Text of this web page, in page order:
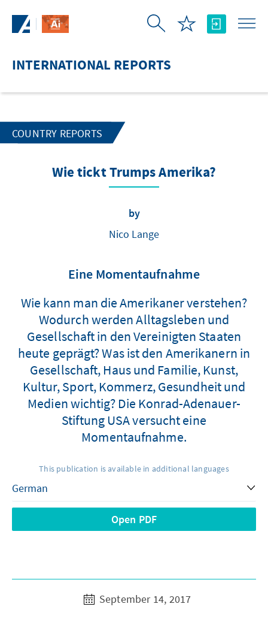
INTERNATIONAL REPORTS
COUNTRY REPORTS
Wie tickt Trumps Amerika?
by
Nico Lange
Eine Momentaufnahme
Wie kann man die Amerikaner verstehen?
Wodurch werden Alltagsleben und
Gesellschaft in den Vereinigten Staaten
heute geprägt? Was ist den Amerikanern in
Gesellschaft, Haus und Familie, Kunst,
Kultur, Sport, Kommerz, Gesundheit und
Medien wichtig? Die Konrad-Adenauer-
Stiftung USA versucht eine
Momentaufnahme.
This publication is available in additional languages
Open PDF
September 14, 2017